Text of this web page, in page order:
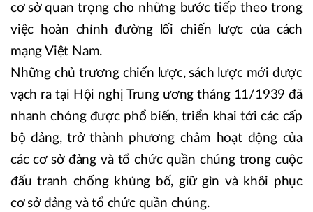
cơ sở quan trọng cho những bước tiếp theo trong
việc hoàn chỉnh đường lối chiến lược của cách
mạng Việt Nam.
Những chủ trương chiến lược, sách lược mới được
vạch ra tại Hội nghị Trung ương tháng 11/1939 đã
nhanh chóng được phổ biến, triển khai tới các cấp
bộ đảng, trở thành phương châm hoạt động của
các cơ sở đảng và tổ chức quần chúng trong cuộc
đấu tranh chống khủng bố, giữ gìn và khôi phục
cơ sở đảng và tổ chức quần chúng.